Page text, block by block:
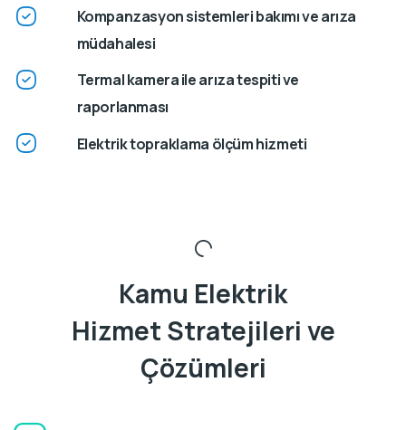
Kompanzasyon sistemleri bakımı ve arıza
müdahalesi
Termal kamera ile arıza tespiti ve
raporlanması
Elektrik topraklama ölçüm hizmeti
Kamu Elektrik
Hizmet Stratejileri ve
Çözümleri